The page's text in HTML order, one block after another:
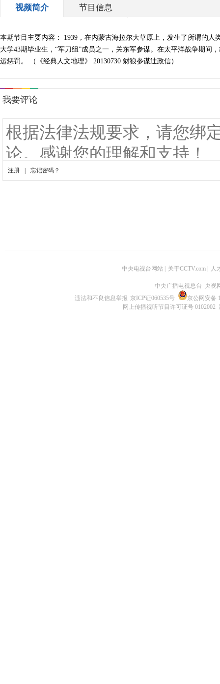
视频简介 节目信息
本期节目主要内容： 1939，在内蒙古海拉尔大草原上，发生了所谓的
大学43期毕业生，“军刀组”成员之一，关东军参谋。在太平洋战争期
运惩罚。 （《经典人文地理》 20130730 豺狼参谋辻政信）
中央电视台网站 关于CCTV.com 人
中央广播电视总台 央视
违法和不良信息举报 京ICP证060535号
京公网安备
网上传播视听节目许可证号 0102002